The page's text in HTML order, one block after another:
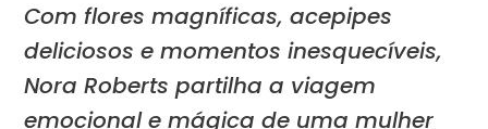
Com flores magníficas, acepipes
deliciosos e momentos inesquecíveis,
Nora Roberts partilha a viagem
emocional e mágica de uma mulher